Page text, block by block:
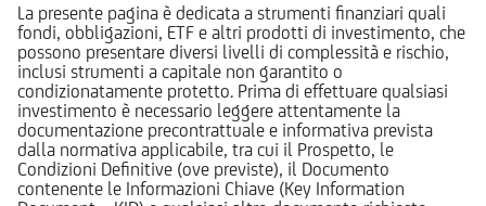
La presente pagina è dedicata a strumenti finanziari quali
fondi, obbligazioni, ETF e altri prodotti di investimento, che
possono presentare diversi livelli di complessità e rischio,
inclusi strumenti a capitale non garantito o
condizionatamente protetto. Prima di effettuare qualsiasi
investimento è necessario leggere attentamente la
documentazione precontrattuale e informativa prevista
dalla normativa applicabile, tra cui il Prospetto, le
Condizioni Definitive (ove previste), il Documento
contenente le Informazioni Chiave (Key Information